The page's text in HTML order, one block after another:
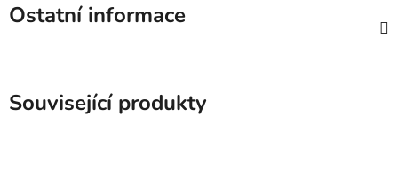
Ostatní informace
Související produkty